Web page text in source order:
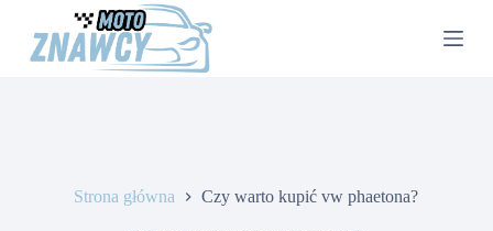
Strona główna Czy warto kupić vw phaetona?